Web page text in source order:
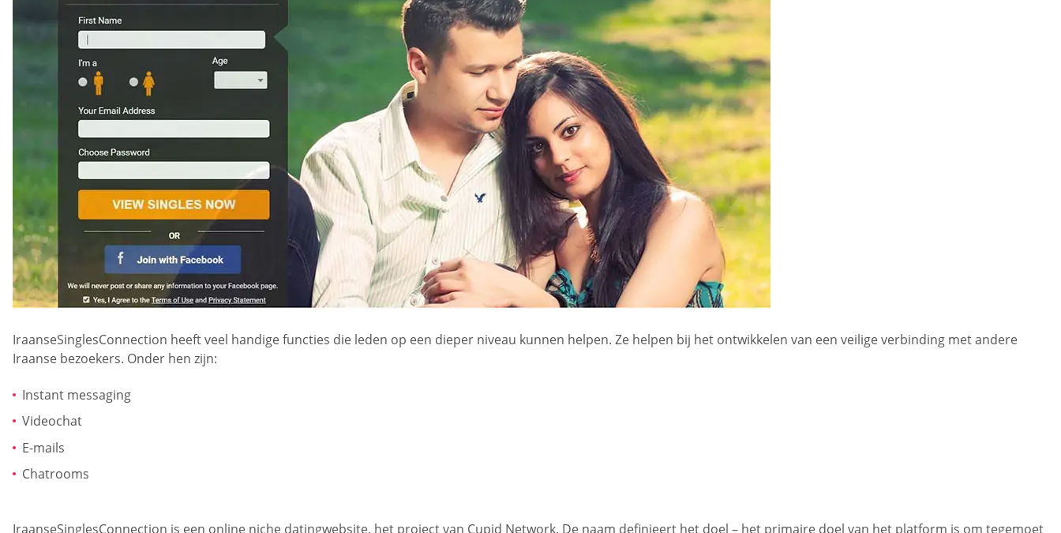
IraanseSinglesConnection heeft veel handige functies die leden op een dieper niveau kunnen helpen. Ze helpen bij het ontwikkelen van een veilige verbinding met andere
Iraanse bezoekers. Onder hen zijn:
Instant messaging
Videochat
E-mails
Chatrooms
IraanseSinglesConnection is een online niche datingwebsite, het project van Cupid Network. De naam definieert het doel – het primaire doel van het platform is om tegemoet